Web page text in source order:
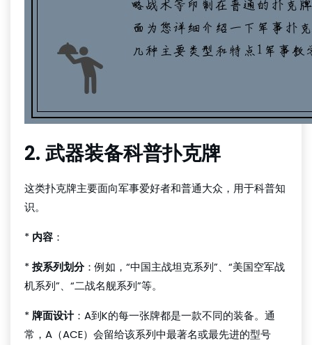
2. 武器装备科普扑克牌
这类扑克牌主要面向军事爱好者和普通大众，用于科普知
识。
* 内容 ：
*按系列划分：例如，“中国主战坦克系列”、“美国空军战
机系列”、“二战名舰系列”等。
*牌面设计：A到K的每一张牌都是一款不同的装备。通
常，A（ACE）会留给该系列中最著名或最先进的型号